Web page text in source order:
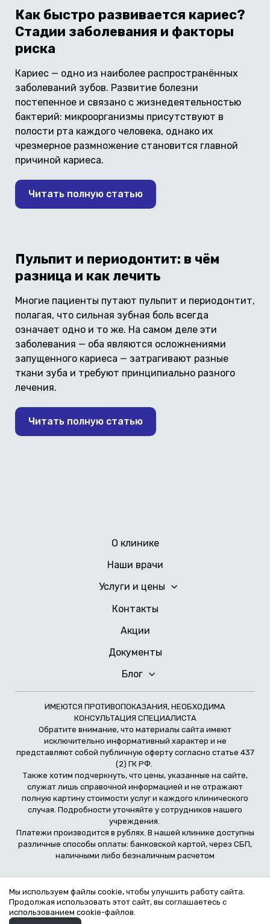
Как быстро развивается кариес?
Стадии заболевания и факторы
риска
Кариес — одно из наиболее распространённых
заболеваний зубов. Развитие болезни
постепенное и связано с жизнедеятельностью
бактерий: микроорганизмы присутствуют в
полости рта каждого человека, однако их
чрезмерное размножение становится главной
причиной кариеса.
Читать полную статью
Пульпит и периодонтит: в чём
разница и как лечить
Многие пациенты путают пульпит и периодонтит,
полагая, что сильная зубная боль всегда
означает одно и то же. На самом деле эти
заболевания — оба являются осложнениями
запущенного кариеса — затрагивают разные
ткани зуба и требуют принципиально разного
лечения.
Читать полную статью
О клинике
Наши врачи
Услуги и цены
Контакты
Акции
Документы
Блог
ИМЕЮТСЯ ПРОТИВОПОКАЗАНИЯ, НЕОБХОДИМА
КОНСУЛЬТАЦИЯ СПЕЦИАЛИСТА
Обратите внимание, что материалы сайта имеют
исключительно информативный характер и не
представляют собой публичную оферту согласно статье 437
(2) ГК РФ.
Также хотим подчеркнуть, что цены, указанные на сайте,
служат лишь справочной информацией и не отражают
полную картину стоимости услуг и каждого клинического
случая. Подробности уточняйте у сотрудников нашего
учреждения.
Платежи производится в рублях. В нашей клинике доступны
различные способы оплаты: банковской картой, через СБП,
наличными либо безналичным расчетом
Политика обработки персональных данных
Политика конфиденциальности
Мы используем файлы cookie, чтобы улучшить работу сайта.
Продолжая использовать этот сайт, вы соглашаетесь с
использованием cookie-файлов.